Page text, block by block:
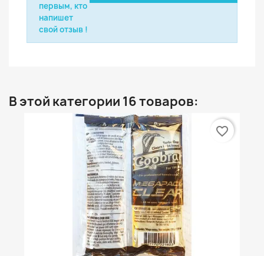
первым, кто
напишет
свой отзыв !
В этой категории 16 товаров:
favorite_border